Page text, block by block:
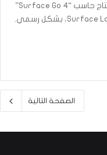
أعلنت شركة “مايكروسوفت”، عن إيقاف إنتاج حاسب “Surface Go 4”
اللوحي والكمبيوتر المحمول “Surface Laptop Go 3″، بشكل رسمي.
الصفحة التالية